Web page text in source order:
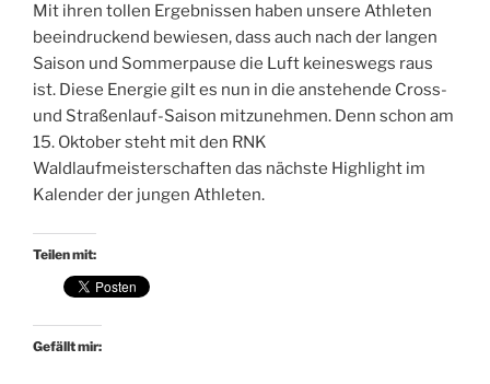
Mit ihren tollen Ergebnissen haben unsere Athleten
beeindruckend bewiesen, dass auch nach der langen
Saison und Sommerpause die Luft keineswegs raus
ist. Diese Energie gilt es nun in die anstehende Cross-
und Straßenlauf-Saison mitzunehmen. Denn schon am
15. Oktober steht mit den RNK
Waldlaufmeisterschaften das nächste Highlight im
Kalender der jungen Athleten.
Teilen mit:
Gefällt mir: